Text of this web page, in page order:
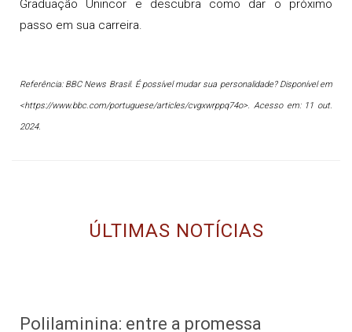
Graduação Unincor e descubra como dar o próximo
passo em sua carreira.
Referência: BBC News Brasil. É possível mudar sua personalidade? Disponível em
<https://www.bbc.com/portuguese/articles/cvgxwrppq74o>. Acesso em: 11 out.
2024.
ÚLTIMAS NOTÍCIAS
Polilaminina: entre a promessa